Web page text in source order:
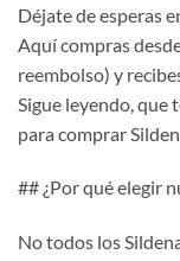
Déjate de esperas
Aquí compras
reembolso) y
Sigue leyendo, que
para comprar
## ¿Por qué elegir
No todos los